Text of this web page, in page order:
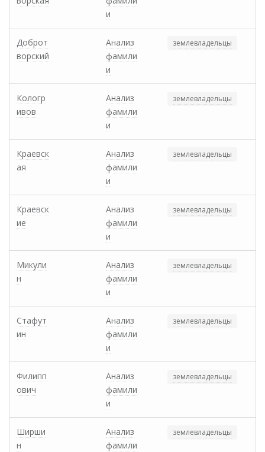
и
Доброт
ворский
Анализ
фамили
и
землевладельцы
Кологр
ивов
Анализ
фамили
и
землевладельцы
Краевск
ая
Анализ
фамили
и
землевладельцы
Краевск
ие
Анализ
фамили
и
землевладельцы
Микули
н
Анализ
фамили
и
землевладельцы
Стафут
ин
Анализ
фамили
и
землевладельцы
Филипп
ович
Анализ
фамили
и
землевладельцы
Ширши
н
Анализ
фамили
землевладельцы